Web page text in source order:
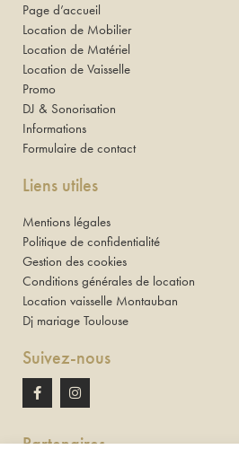
Page d’accueil
Location de Mobilier
Location de Matériel
Location de Vaisselle
Promo
DJ & Sonorisation
Informations
Formulaire de contact
Liens utiles
Mentions légales
Politique de confidentialité
Gestion des cookies
Conditions générales de location
Location vaisselle Montauban
Dj mariage Toulouse
Suivez-nous
Partenaires